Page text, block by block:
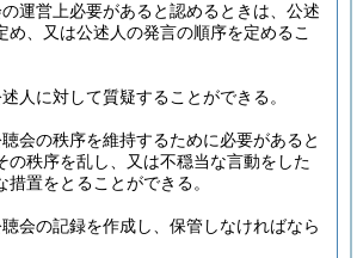
運営上必要があると認めるときは、公述
め、又は公述人の発言の順序を定めるこ
人に対して質疑することができる。
会の秩序を維持するために必要があると
の秩序を乱し、又は不穏当な言動をした
置をとることができる。
会の記録を作成し、保管しなければなら